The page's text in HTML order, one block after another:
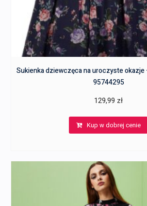
Sukienka dziewczęca na uroczyste okazje
95744295
129,99 zł
Kup w dobrej cenie